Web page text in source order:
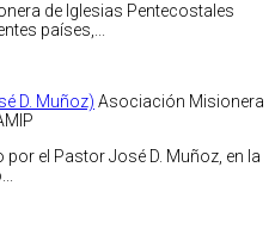
de Iglesias Pentecostales
países,...
D. Muñoz) Asociación Misionera
el Pastor José D. Muñoz, en la